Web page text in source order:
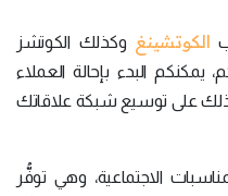
الكوتشينغ وكذلك الكوتشز
يمكنكم البدء بإحالة العملاء
على توسيع شبكة علاقاتك
الاجتماعية، وهي توفُّر